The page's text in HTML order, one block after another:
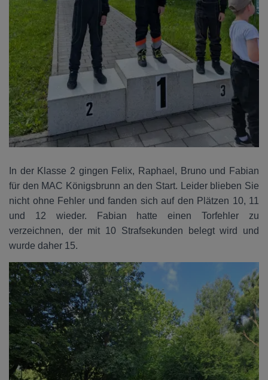
In der Klasse 2 gingen Felix, Raphael, Bruno und Fabian
für den MAC Königsbrunn an den Start. Leider blieben Sie
nicht ohne Fehler und fanden sich auf den Plätzen 10, 11
und 12 wieder. Fabian hatte einen Torfehler zu
verzeichnen, der mit 10 Strafsekunden belegt wird und
wurde daher 15.